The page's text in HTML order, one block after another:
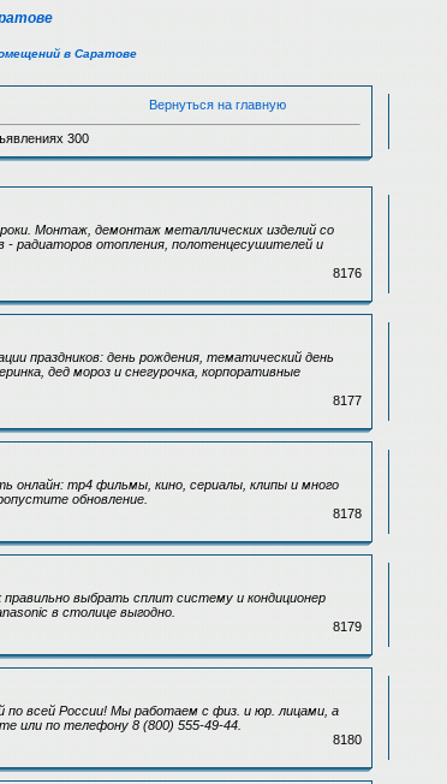
в Саратове
Вернуться на главную
300
Монтаж, демонтаж металлических изделий со
- радиаторов отопления, полотенцесушителей и
8176
праздников: день рождения, тематический день
дед мороз и снегурочка, корпоративные
8177
mp4 фильмы, кино, сериалы, клипы и много
обновление.
8178
выбрать сплит систему и кондиционер
в столице выгодно.
8179
по всей России! Мы работаем с физ. и юр. лицами, а
или по телефону 8 (800) 555-49-44.
8180